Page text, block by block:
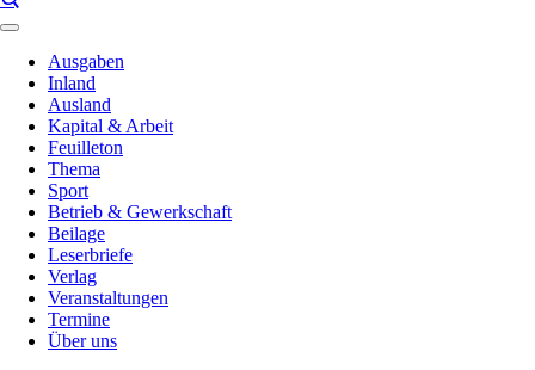
Ausgaben
Inland
Ausland
Kapital & Arbeit
Feuilleton
Thema
Sport
Betrieb & Gewerkschaft
Beilage
Leserbriefe
Verlag
Veranstaltungen
Termine
Über uns